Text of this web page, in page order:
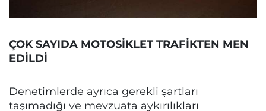
ÇOK SAYIDA MOTOSİKLET TRAFİKTEN MEN
EDİLDİ
Denetimlerde ayrıca gerekli şartları
taşımadığı ve mevzuata aykırılıkları